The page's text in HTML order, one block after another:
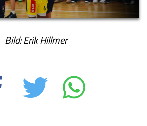
Bild: Erik Hillmer